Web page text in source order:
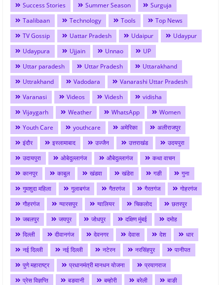
Success Stories
Summer Season
Surguja
Taalibaan
Technology Tools
Top News
TV Gossip
Uattar Pradesh Udaipur
Udaypur
Udaypura
Ujjain Unnao
UP
Uttar paradesh
Uttar Pradesh
Uttarakhand
Uttrakhand
Vadodara
Vanarashi Uttar Pradesh
Varanasi
Videos Videsh
vidisha
Vijaygarh
Weather WhatsApp
Women
Youth Care
youthcare अमेरिका
अलीराजपुर
इंदौर
इस्लामाबाद उज्जैन उत्तराखंड
उदयपुरा
उदायपुरा
ओबेदुल्लागंज औबेदुल्लागंज
कथा वाचन
कानपुर
काबुल खंडवा खंडेरा गङी
गुना
गुमशुदा महिला
गुलाबगंज गैतरगंज गैरतगंज
गोहरगंज
गौहरगंज
ग्यारसपुर ग्वालियर चिकलोद
छतरपुर
जबलपुर
जयपुर जोधपुर दक्षिण मुंबई
दमोह
दिल्ली
दीवानगंज देवनगर देवास देश
धार
नई दिल्ली
नई दिल्ली नटेरन नरसिंहपुर
पानीपत
पुणे महाराष्ट्र
प्रधानमंत्री मानधन योजना
प्रयागराज
प्रेस विज्ञप्ति
बङवानी बम्होरी बरेली
बाङी